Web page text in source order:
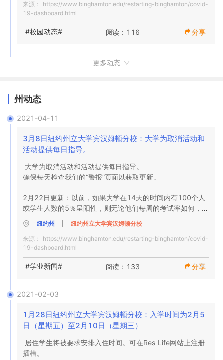
康服务（69），自我报告测试（18）。至10月9日。
113/100
校园人员的阳性测试总数：校园内监视（12），Decker学生
晚上8:15更新 – 9月18日
9月18日的监视测试结果
我们校园内监控COVID-19网站的每日结果，周一至周五进
1个
阳性概率
99.5％
阴性概率
来源： https://www.binghamton.edu/restarting-binghamton/covid-
19-dashboard.html
#校园动态# 阅读：116 分享
更多动态
州动态
2021-04-11
3月8日纽约州立大学宾汉姆顿分校：大学为取消活动和
活动提供每日指导。
大学为取消活动和活动提供每日指导。
确保每天检查我们的“警报”页面以获取更新。
2月22日更新：以前，如果大学在14天的时间内有100个人
或学生人数的5％呈阳性，则无论他们每周的考试率如何，都
必须暂停学习。从纽约州立大学（SUNY）的最新指南转变
为流行病学家和医疗专业人员偏爱的连续14天平均水平，而
不是最初的14天静态时间范围。
如果在14天的滚动期内达到5％的阈值，高校必须过渡到校
园活动受限的远程学习。如果在转向远程学习后两周，当地
继续要求远程学习或与纽约州卫生部协商后采取其他缓解措
堂选项必须只能移至外卖店。
过纽约州立大学（SUNY）仪表板报告结果。为向宾汉姆顿
校园提供一致的测试结果快照，这是必需的。
纽约州
纽约州立大学宾汉姆顿分校
来源： https://www.binghamton.edu/restarting-binghamton/covid-
19-dashboard.html
#学业新闻# 阅读：133 分享
2021-02-03
1月28日纽约州立大学宾汉姆顿分校：入学时间为2月5
日（星期五）至2月10日（星期三）
居住学生将被要求安排入住时间。可在Res Life网站上注册
插槽。